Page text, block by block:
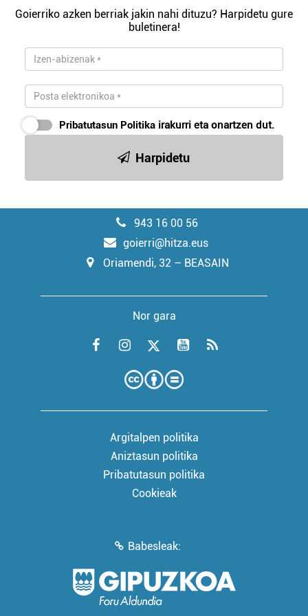
Goierriko azken berriak jakin nahi dituzu? Harpidetu gure
buletinera!
Pribatutasun Politika irakurri eta onartzen dut.
Harpidetu
943 16 00 56
goierri@hitza.eus
Oriamendi, 32 – BEASAIN
Nor gara
Argitalpen politika
Aniztasun politika
Pribatutasun politika
Cookieak
Babesleak: